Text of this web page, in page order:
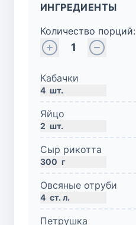
ИНГРЕДИЕНТЫ
Количество порций:
1
Кабачки
4 шт.
Яйцо
2 шт.
Сыр рикотта
300 г
Овсяные отруби
4 ст. л.
Петрушка